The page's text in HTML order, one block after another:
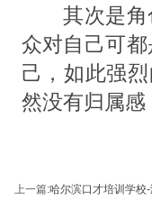
其次是角色
众对自己可
己，如此强
然没有归属
上一篇:哈尔滨口才培训学校